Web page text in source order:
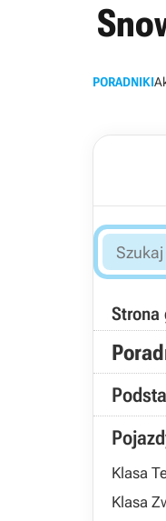
PORADNIKI
Strona
Klasa
Klasa